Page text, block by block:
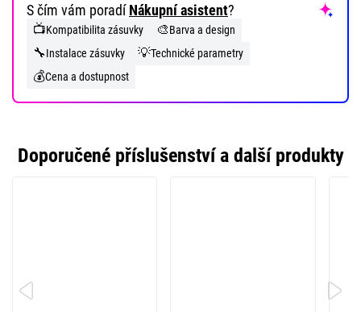
S čím vám poradíNákupní asistent?
📺Kompatibilita zásuvky 🎨Barva a design
🔧Instalace zásuvky 💡Technické parametry
💰Cena a dostupnost
Doporučené příslušenství a další produkty